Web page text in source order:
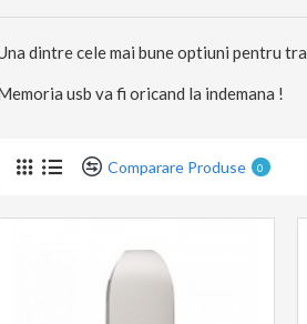
dintre cele mai bune optiuni pentru
usb va fi oricand la indemana !
Comparare Produse 0